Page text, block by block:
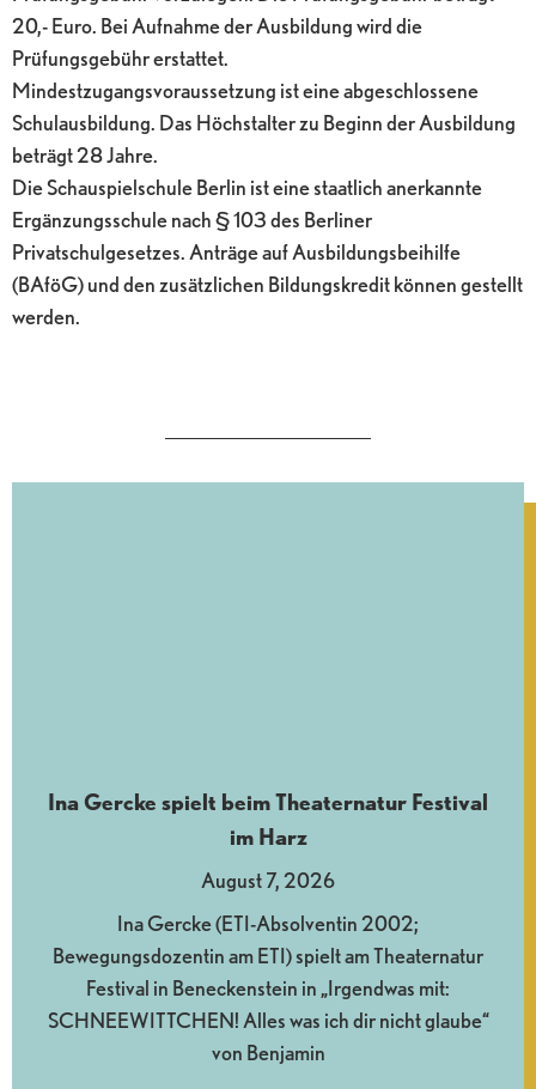
20,- Euro. Bei Aufnahme der Ausbildung wird die
Prüfungsgebühr erstattet.
Mindestzugangsvoraussetzung ist eine abgeschlossene
Schulausbildung. Das Höchstalter zu Beginn der Ausbildung
beträgt 28 Jahre.
Die Schauspielschule Berlin ist eine staatlich anerkannte
Ergänzungsschule nach § 103 des Berliner
Privatschulgesetzes. Anträge auf Ausbildungsbeihilfe
(BAföG) und den zusätzlichen Bildungskredit können gestellt
werden.
Ina Gercke spielt beim Theaternatur Festival
im Harz
August 7, 2026
Ina Gercke (ETI-Absolventin 2002;
Bewegungsdozentin am ETI) spielt am Theaternatur
Festival in Beneckenstein in „Irgendwas mit:
SCHNEEWITTCHEN! Alles was ich dir nicht glaube“
von Benjamin